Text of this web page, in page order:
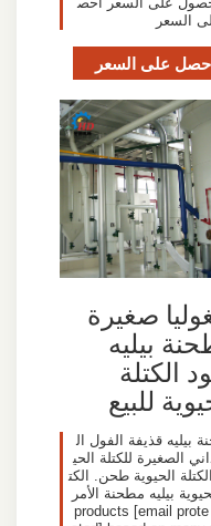
السعر
على السعر
صغيرة
بيليه
الكتلة
للبيع
بيليه قذيفة الفول ال
الصغيرة للكتلة الحي
الحيوية طحن. الكت
بيليه مطحنة الأمر
يكية products [email prote